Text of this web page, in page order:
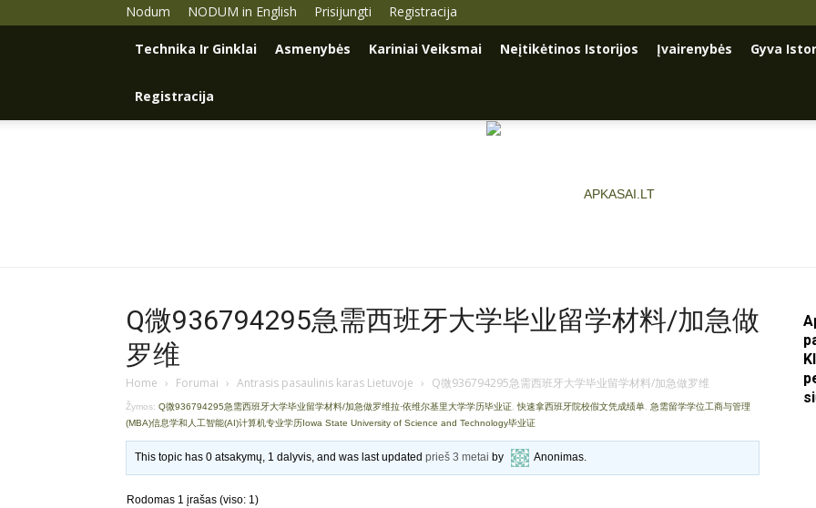
Nodum NODUM in English Prisijungti Registracija
Technika Ir Ginklai Asmenybės Kariniai Veiksmai Neįtikėtinos Istorijos Įvairenybės Gyva
Registracija
Q微936794295急需西班牙大学毕业留学材料/加急做
罗维
Home › Forumai › Antrasis pasaulinis karas Lietuvoje › Q微936794295急需西班牙大学毕业留学材料/加急做罗维
Žymos: Q微936794295急需西班牙大学毕业留学材料/加急做罗维拉·依维尔基里大学学历毕业证, 快速拿西班牙院校假文凭成绩单, 急需留学学位工商与管理
(MBA)信息学和人工智能(AI)计算机专业学历Iowa State University of Science and Technology毕业证
This topic has 0 atsakymų, 1 dalyvis, and was last updatedprieš 3 metai by Anonimas.
Rodomas 1 įrašas (viso: 1)